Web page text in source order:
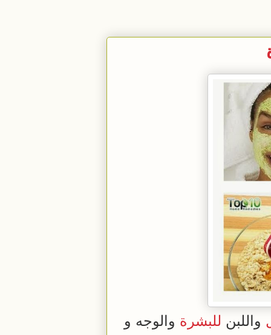
واللبن للبشرة والوجه و